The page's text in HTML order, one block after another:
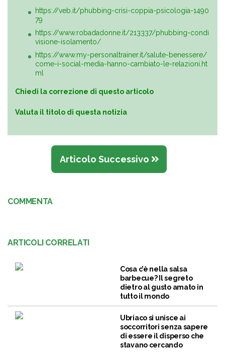
https://veb.it/phubbing-crisi-coppia-psicologia-1490
79
https://www.robadadonne.it/213337/phubbing-condi
visione-isolamento/
https://www.my-personaltrainer.it/salute-benessere/
come-i-social-media-hanno-cambiato-le-relazioni.ht
ml
Chiedi la correzione di questo articolo
Valuta il titolo di questa notizia
Articolo Successivo
COMMENTA
ARTICOLI CORRELATI
Cosa c’è nella salsa
barbecue? Il segreto
dietro al gusto amato in
tutto il mondo
Ubriaco si unisce ai
soccorritori senza sapere
di essere il disperso che
stavano cercando